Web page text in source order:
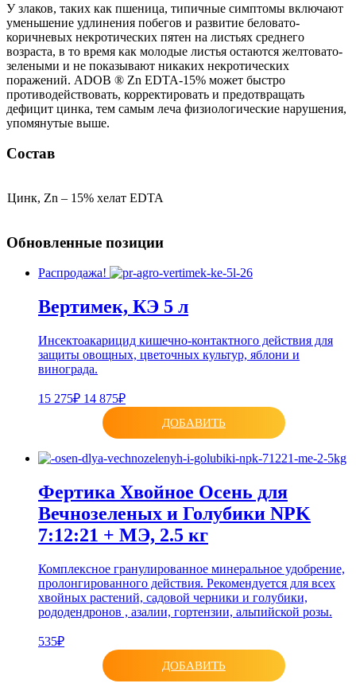
У злаков, таких как пшеница, типичные симптомы включают
уменьшение удлинения побегов и развитие беловато-
коричневых некротических пятен на листьях среднего
возраста, в то время как молодые листья остаются желтовато-
зелеными и не показывают никаких некротических
поражений. ADOB ® Zn EDTA-15% может быстро
противодействовать, корректировать и предотвращать
дефицит цинка, тем самым леча физиологические нарушения,
упомянутые выше.
Состав
Цинк, Zn – 15% хелат EDTA
Обновленные позиции
Распродажа!
Вертимек, КЭ 5 л
Инсектоакарицид кишечно-контактного действия для
защиты овощных, цветочных культур, яблони и
винограда.
15 275₽ 14 875₽
ДОБАВИТЬ
Фертика Хвойное Осень для
Вечнозеленых и Голубики NPK
7:12:21 + МЭ, 2.5 кг
Комплексное гранулированное минеральное удобрение,
пролонгированного действия. Рекомендуется для всех
хвойных растений, садовой черники и голубики,
рододендронов , азалии, гортензии, альпийской розы.
535₽
ДОБАВИТЬ